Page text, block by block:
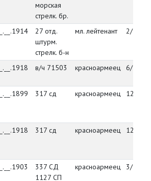
морская
стрелк. бр.
__.__.1914
27 отд.
штурм.
стрелк. б-н
мл. лейтенант 2/9/45
__.__.1918 в/ч 71503 красноармеец 6/3/46
__.__.1899 317 сд красноармеец 12/30/
__.__.1918 317 сд красноармеец 12/28/
__.__.1903
337 СД
1127 СП
красноармеец 3/16/45